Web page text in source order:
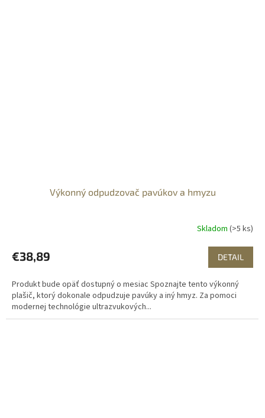
Výkonný odpudzovač pavúkov a hmyzu
Skladom (>5 ks)
€38,89 DETAIL
Produkt bude opäť dostupný o mesiac Spoznajte tento výkonný
plašič, ktorý dokonale odpudzuje pavúky a iný hmyz. Za pomoci
modernej technológie ultrazvukových...